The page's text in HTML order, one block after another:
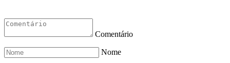
Comentário
Nome